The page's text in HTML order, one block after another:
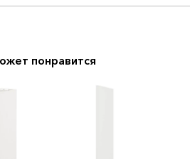
понравится